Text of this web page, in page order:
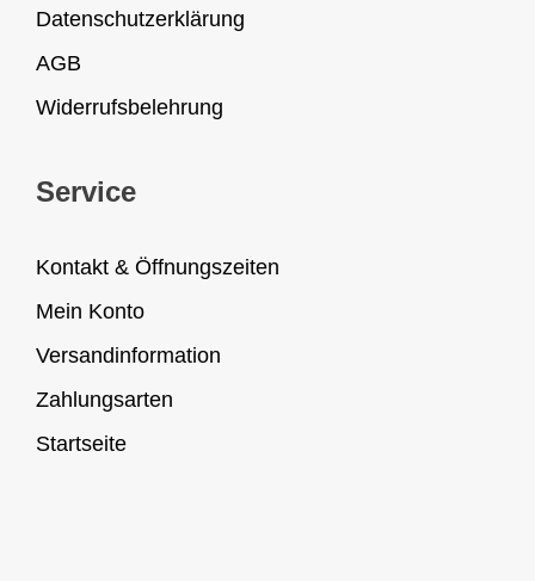
Datenschutzerklärung
AGB
Widerrufsbelehrung
Service
Kontakt & Öffnungszeiten
Mein Konto
Versandinformation
Zahlungsarten
Startseite